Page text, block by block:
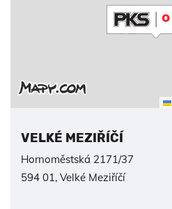
VELKÉ MEZIŘÍČÍ
Hornoměstská 2171/37
594 01, Velké Meziříčí